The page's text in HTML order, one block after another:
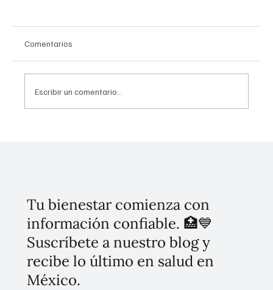
Comentarios
Escribir un comentario...
Tu bienestar comienza con
información confiable. 🏥💙
Suscríbete a nuestro blog y
recibe lo último en salud en
México.